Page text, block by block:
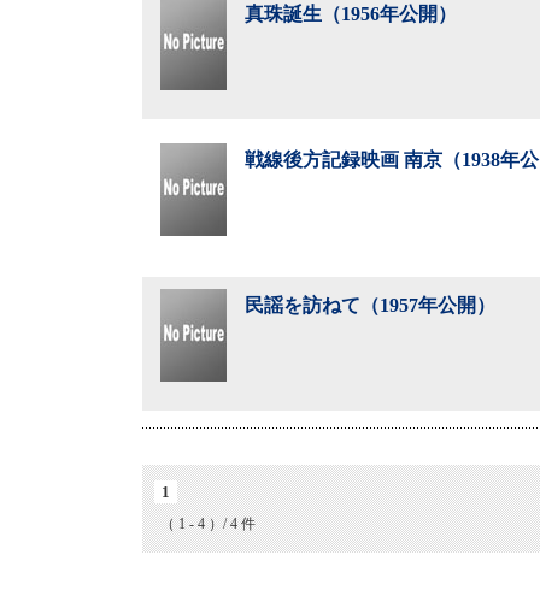
真珠誕生（1956年公開）
戦線後方記録映画 南京（1938年
民謡を訪ねて（1957年公開）
1
（ 1 - 4 ）/ 4 件